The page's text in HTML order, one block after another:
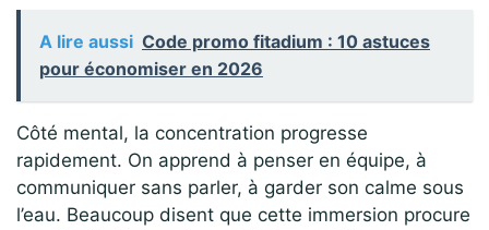
A lire aussi Code promo fitadium : 10 astuces
pour économiser en 2026
Côté mental, la concentration progresse
rapidement. On apprend à penser en équipe, à
communiquer sans parler, à garder son calme sous
l’eau. Beaucoup disent que cette immersion procure